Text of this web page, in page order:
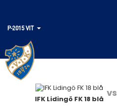
P-2015 VIT
HEM
KALENDER
IFK Lidingö FK 18 blå
vs